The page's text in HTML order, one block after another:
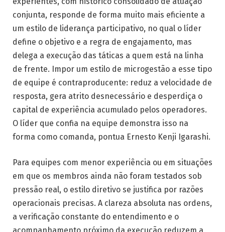
conjunta, responde de forma muito mais eficiente a
um estilo de liderança participativo, no qual o líder
define o objetivo e a regra de engajamento, mas
delega a execução das táticas a quem está na linha
de frente. Impor um estilo de microgestão a esse tipo
de equipe é contraproducente: reduz a velocidade de
resposta, gera atrito desnecessário e desperdiça o
capital de experiência acumulado pelos operadores.
O líder que confia na equipe demonstra isso na
forma como comanda, pontua Ernesto Kenji Igarashi.
Para equipes com menor experiência ou em situações
em que os membros ainda não foram testados sob
pressão real, o estilo diretivo se justifica por razões
operacionais precisas. A clareza absoluta nas ordens,
a verificação constante do entendimento e o